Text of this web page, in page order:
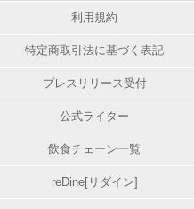
利用規約
特定商取引法に基づく表記
プレスリリース受付
公式ライター
飲食チェーン一覧
reDine[リダイン]